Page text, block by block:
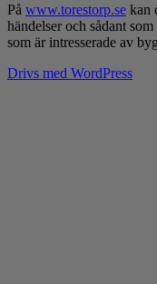
På www.torestorp.se kan
händelser och sådant
som är intresserade av
Drivs med WordPress